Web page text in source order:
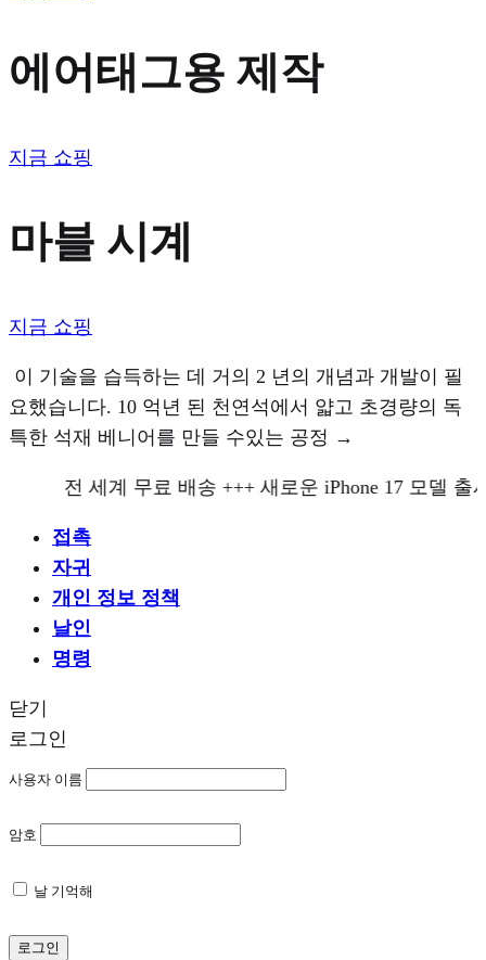
에어태그용 제작
지금 쇼핑
마블 시계
지금 쇼핑
이 기술을 습득하는 데 거의 2 년의 개념과 개발이 필
요했습니다. 10 억년 된 천연석에서 얇고 초경량의 독
특한 석재 베니어를 만들 수있는 공정 →
전 세계 무료 배송 +++ 새로운 iPhone 17 모델 출
접촉
자귀
개인 정보 정책
날인
명령
닫기
로그인
사용자 이름
암호
날 기억해
로그인